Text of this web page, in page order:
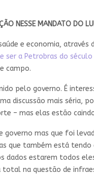
NESSE MANDATO DO
e economia,
ser a Petrobras do século
campo.
pelo governo. É
discussão mais
– mas elas estão
mas que foi
que também está
dados estarem todos
total na questão de